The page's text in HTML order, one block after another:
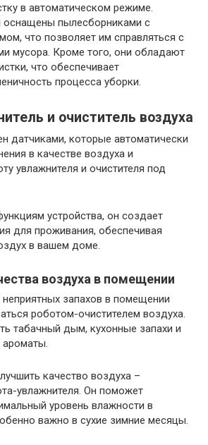
в автоматическом режиме.
пылесборниками с
что позволяет им справляться с
мусора. Кроме того, они обладают
что обеспечивает
процесса уборки.
и очиститель воздуха
датчиками, которые автоматически
в качестве воздуха и
увлажнителя и очистителя под
устройства, он создает
для проживания, обеспечивая
в вашем доме.
воздуха в помещении
запахов в помещении
роботом-очистителем воздуха.
табачный дым, кухонные запахи и
качество воздуха –
увлажнителя. Он поможет
уровень влажности в
важно в сухие зимние месяцы.